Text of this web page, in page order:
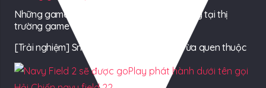
Những game online có tuổi đời đúng 45 ngày tại thị
trường game Việt
[Trải nghiệm] Sniper Elite III – vừa mới lạ vừa quen thuộc